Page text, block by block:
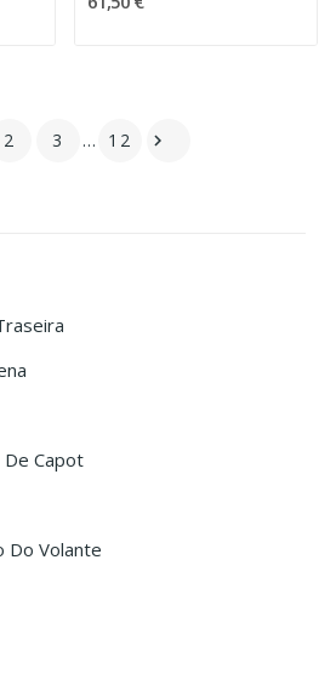
Capot
Do Volante
2 3 … 12 